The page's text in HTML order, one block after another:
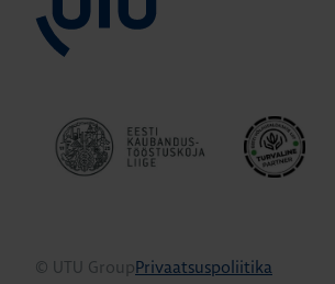
© UTU GroupPrivaatsuspoliitika